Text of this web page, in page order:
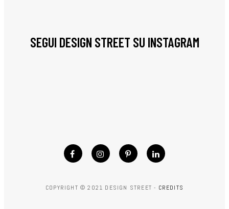
SEGUI DESIGN STREET SU INSTAGRAM
COPYRIGHT © 2021 DESIGN STREET - CREDITS